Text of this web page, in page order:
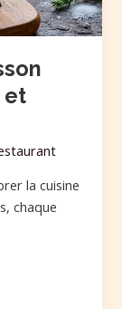
et
la cuisine
chaque